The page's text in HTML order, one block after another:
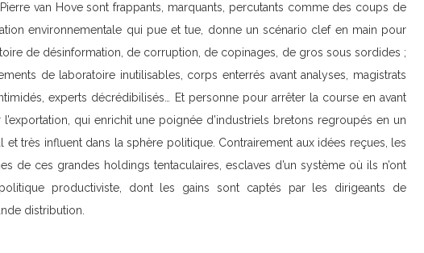
van Hove sont frappants, marquants, percutants comme des coups de
environnementale qui pue et tue, donne un scénario clef en main pour
de désinformation, de corruption, de copinages, de gros sous sordides ;
de laboratoire inutilisables, corps enterrés avant analyses, magistrats
experts décrédibilisés… Et personne pour arrêter la course en avant
qui enrichit une poignée d’industriels bretons regroupés en un
et très influent dans la sphère politique. Contrairement aux idées reçues, les
de ces grandes holdings tentaculaires, esclaves d’un système où ils n’ont
productiviste, dont les gains sont captés par les dirigeants de
distribution.